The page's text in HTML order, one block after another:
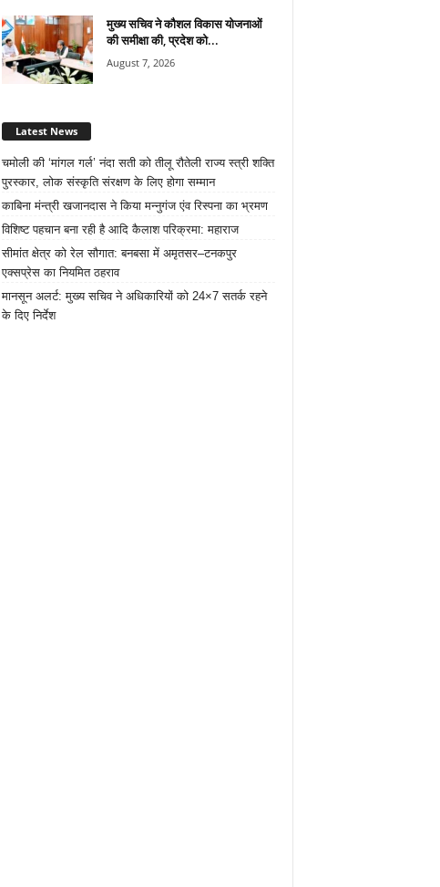
मुख्य सचिव ने कौशल विकास योजनाओं
की समीक्षा की, प्रदेश को...
August 7, 2026
Latest News
चमोली की ‘मांगल गर्ल’ नंदा सती को तीलू रौतेली राज्य स्त्री शक्ति
पुरस्कार, लोक संस्कृति संरक्षण के लिए होगा सम्मान
काबिना मंन्त्री खजानदास ने किया मन्नुगंज एंव रिस्पना का भ्रमण
विशिष्ट पहचान बना रही है आदि कैलाश परिक्रमा: महाराज
सीमांत क्षेत्र को रेल सौगात: बनबसा में अमृतसर–टनकपुर
एक्सप्रेस का नियमित ठहराव
मानसून अलर्ट: मुख्य सचिव ने अधिकारियों को 24×7 सतर्क रहने
के दिए निर्देश